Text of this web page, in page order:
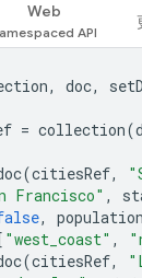
Web
, doc,
= collection(
(citiesRef,
Francisco" ,
, population
"west_coast" ,
(citiesRef,